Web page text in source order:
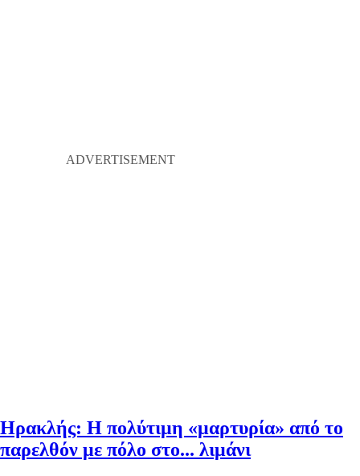
Ηρακλής: Η πολύτιμη «μαρτυρία» από το
παρελθόν με πόλο στο... λιμάνι